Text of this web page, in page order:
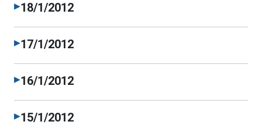
▶18/1/2012
▶17/1/2012
▶16/1/2012
▶15/1/2012